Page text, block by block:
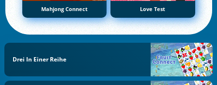
Mahjong Connect Love Test
Drei In Einer Reihe